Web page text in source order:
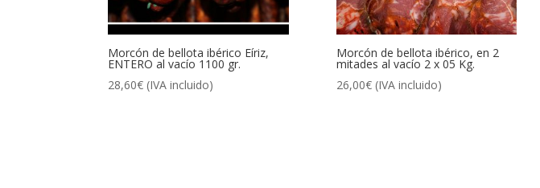
Morcón de bellota ibérico Eíriz,
ENTERO al vacío 1100 gr.
28,60€ (IVA incluido)
Morcón de bellota ibérico, en 2
mitades al vacío 2 x 05 Kg.
26,00€ (IVA incluido)